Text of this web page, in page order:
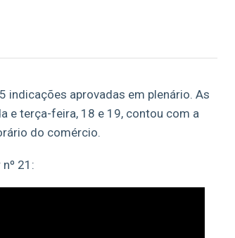
indicações aprovadas em plenário. As
e terça-feira, 18 e 19, contou com a
do comércio.
21: